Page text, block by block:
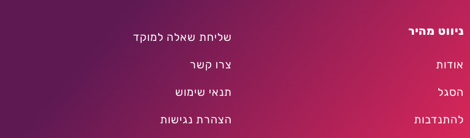
ניווט מהיר
אודות
הסגל
להתנדבות
שליחת שאלה למוקד
צרו קשר
תנאי שימוש
הצהרת נגישות